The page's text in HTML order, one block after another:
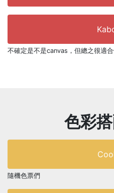
不確定是不是canvas，但總之很適
色彩
隨機色票們